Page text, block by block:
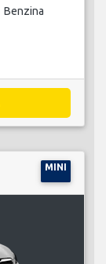
Benzina
MINI